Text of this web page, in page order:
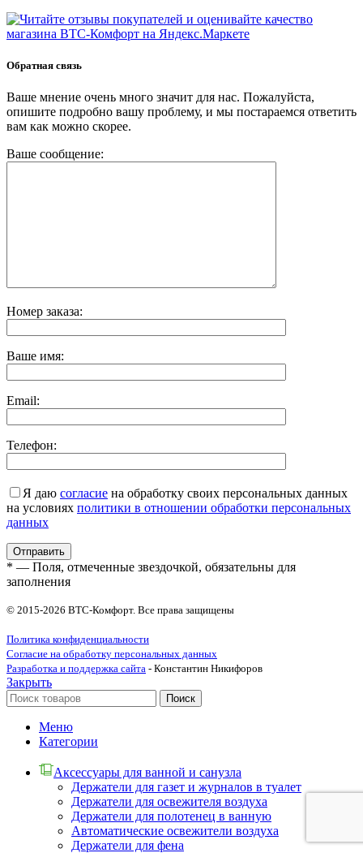
Обратная связь
Ваше мнение очень много значит для нас. Пожалуйста,
опишите подробно вашу проблему, и мы постараемся ответить
вам как можно скорее.
Ваше сообщение:
Номер заказа:
Ваше имя:
Email:
Телефон:
Я даю согласие на обработку своих персональных данных
на условиях политики в отношении обработки персональных
данных
* — Поля, отмеченные звездочкой, обязательны для
заполнения
© 2015-2026 ВТС-Комфорт. Все права защищены
Политика конфиденциальности
Согласие на обработку персональных данных
Разработка и поддержка сайта - Константин Никифоров
Закрыть
Поиск
Меню
Категории
Аксессуары для ванной и санузла
Держатели для газет и журналов в туалет
Держатели для освежителя воздуха
Держатели для полотенец в ванную
Автоматические освежители воздуха
Держатели для фена